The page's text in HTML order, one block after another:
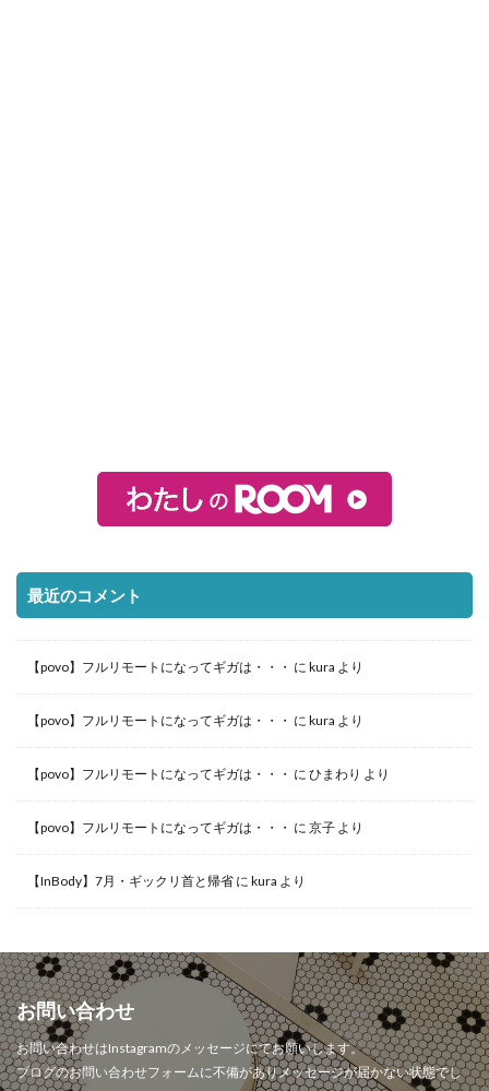
最近のコメント
【povo】フルリモートになってギガは・・・ に kura より
【povo】フルリモートになってギガは・・・ に kura より
【povo】フルリモートになってギガは・・・ に ひまわり より
【povo】フルリモートになってギガは・・・ に 京子 より
【InBody】7月・ギックリ首と帰省 に kura より
お問い合わせ
お問い合わせはInstagramのメッセージにてお願いします。
ブログのお問い合わせフォームに不備がありメッセージが届かない状態でし